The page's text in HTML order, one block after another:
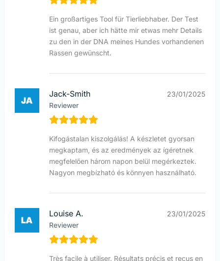
Ein großartiges Tool für Tierliebhaber. Der Test
ist genau, aber ich hätte mir etwas mehr Details
zu den in der DNA meines Hundes vorhandenen
Rassen gewünscht.
Jack-Smith
Reviewer
23/01/2025
Kifogástalan kiszolgálás! A készletet gyorsan
megkaptam, és az eredmények az ígéretnek
megfelelően három napon belül megérkeztek.
Nagyon megbízható és könnyen használható.
Louise A.
Reviewer
23/01/2025
Très facile à utiliser. Résultats précis et reçus en